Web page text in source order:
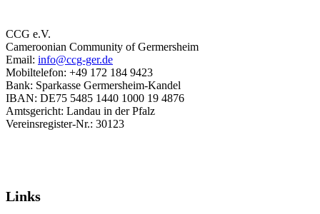
CCG e.V.
Cameroonian Community of Germersheim
Email: info@ccg-ger.de
Mobiltelefon: +49 172 184 9423
Bank: Sparkasse Germersheim-Kandel
IBAN: DE75 5485 1440 1000 19 4876
Amtsgericht: Landau in der Pfalz
Vereinsregister-Nr.: 30123
Links